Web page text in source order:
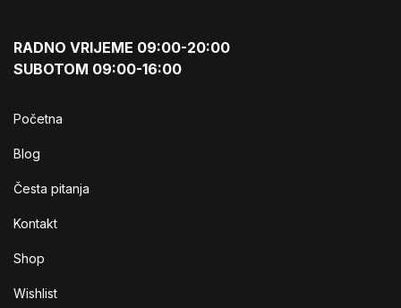
RADNO VRIJEME 09:00-20:00
SUBOTOM 09:00-16:00
Početna
Blog
Česta pitanja
Kontakt
Shop
Wishlist